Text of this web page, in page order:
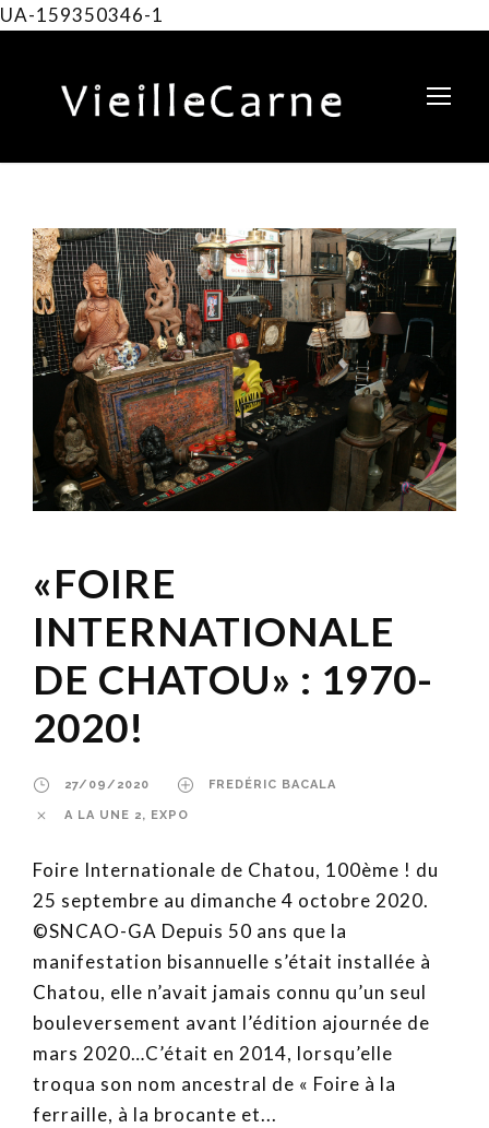
UA-159350346-1
«FOIRE
INTERNATIONALE
DE CHATOU» : 1970-
2020!
27/09/2020 FREDÉRIC BACALA
A LA UNE 2, EXPO
Foire Internationale de Chatou, 100ème ! du
25 septembre au dimanche 4 octobre 2020.
©SNCAO-GA Depuis 50 ans que la
manifestation bisannuelle s’était installée à
Chatou, elle n’avait jamais connu qu’un seul
bouleversement avant l’édition ajournée de
mars 2020…C’était en 2014, lorsqu’elle
troqua son nom ancestral de « Foire à la
ferraille, à la brocante et...